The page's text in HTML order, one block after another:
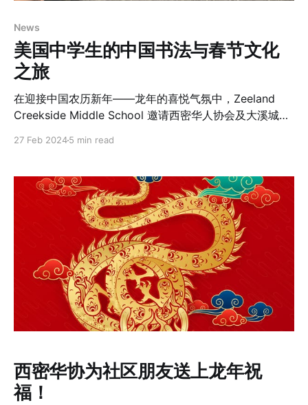
道传统菜肴都准备得细心而丰富。华协理事会特意从当地
两家华人餐馆Fuji Buffet and Grill和Hibachi Grill &
Supreme Buffet
News
美国中学生的中国书法与春节文化
之旅
在迎接中国农历新年——龙年的喜悦气氛中，Zeeland
Creekside Middle School 邀请西密华人协会及大溪城中
乡的华人社区带来了更加深刻的共鸣，寄托了他们对未来
的美好祝愿和对传统文化的坚守传承。 来自大溪城中文学
校的Huiyu老师像同学们介绍了中国传统的剪纸艺术和十
二生肖的文化内涵，以及春节习俗的丰富文化。剪纸作为
中国民间艺术的瑰宝，以其精细的工艺和丰富的象征意义
深受人们喜爱。Huiyu老师解释说，剪纸不仅是装饰，更
是一种承载着祝福和希望的艺术形式，常用于重要的节日
和庆典之中，以表达人们对未来生活的美好愿望。同时，
Huiyu老师还向师生们详细介绍了十二生肖的故事和它们
在中国文化中的重要地位。十二生肖代表着中国农历的十
义，深受中国人民的喜爱。通过这些故事，极大的增加了
师生们对中国文化的兴趣。 最后，Huiyu老师向大家介绍
了春节习俗，包括家家户户贴春联、挂灯笼、燃放鞭
27 Feb 20245 min read
西密华协为社区朋友送上龙年祝
福！